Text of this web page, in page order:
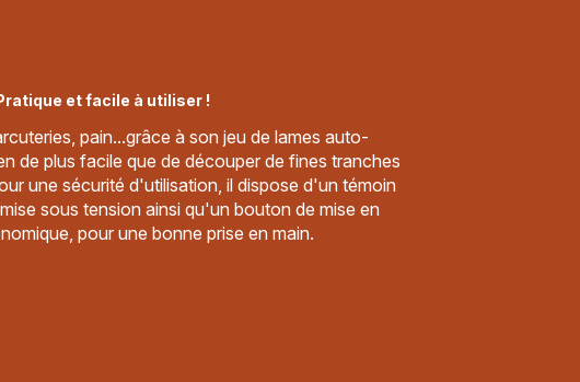
et facile à utiliser !
pain...grâce à son jeu de lames auto-
de plus facile que de découper de fines tranches
une sécurité d'utilisation, il dispose d'un témoin
sous tension ainsi qu'un bouton de mise en
pour une bonne prise en main.